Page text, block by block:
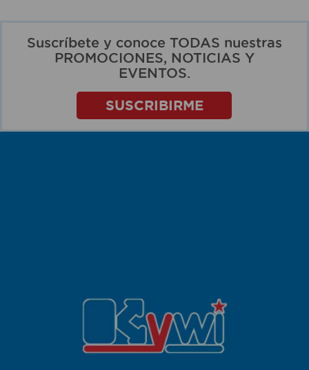
Suscríbete y conoce TODAS nuestras
PROMOCIONES, NOTICIAS Y
EVENTOS.
SUSCRIBIRME